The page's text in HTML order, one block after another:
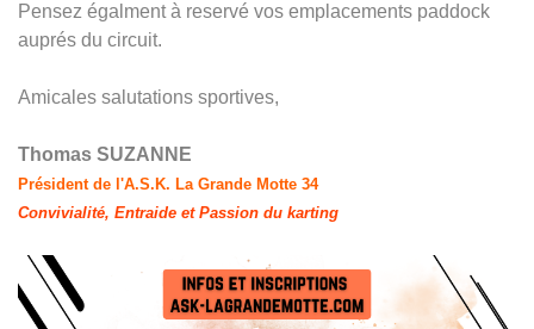
Pensez égalment à reservé vos emplacements paddock
auprés du circuit.
Amicales salutations sportives,
Thomas SUZANNE
Président de l'A.S.K. La Grande Motte 34
Convivialité, Entraide et Passion du karting